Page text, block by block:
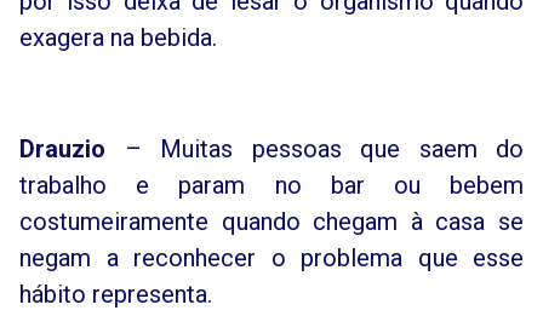
exagera na bebida.
Drauzio – Muitas pessoas que saem do
trabalho e param no bar ou bebem
costumeiramente quando chegam à casa se
negam a reconhecer o problema que esse
hábito representa.